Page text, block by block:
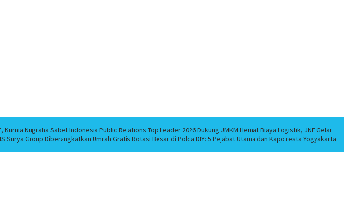
Kurnia Nugraha Sabet Indonesia Public Relations Top Leader 2026Dukung UMKM Hemat Biaya Logistik, JNE Gelar
Surya Group Diberangkatkan Umrah Gratis Rotasi Besar di Polda DIY: 5 Pejabat Utama dan Kapolresta Yogyakarta